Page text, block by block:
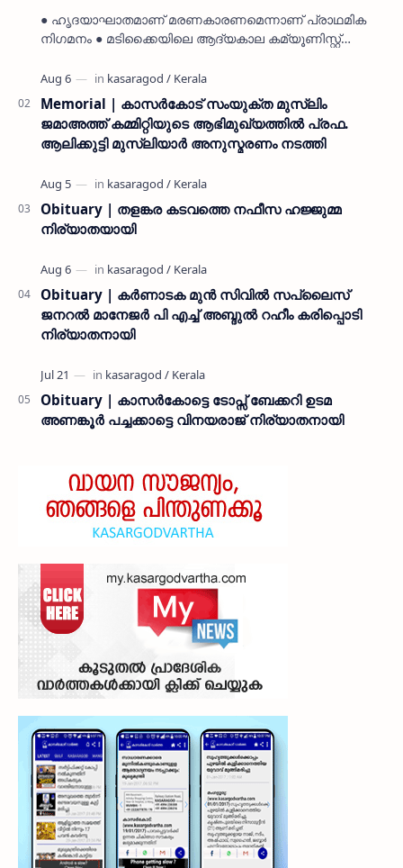
● ഹൃദയാഘാതമാണ് മരണകാരണമെന്നാണ് പ്രാഥമിക
നിഗമനം ● മടിക്കൈയിലെ ആദ്യകാല കമ്യൂണിസ്റ്റ്
മകളാണ് ● വിവരമറിഞ്ഞ് ജനപ്ര…
Memorial | കാസർകോട് സംയുക്ത മുസ്ലിം
ജമാഅത്ത് കമ്മിറ്റിയുടെ ആഭിമുഖ്യത്തിൽ പ്രഫ.
ആലിക്കുട്ടി മുസ്ലിയാർ അനുസ്മരണം നടത്തി
Obituary | തളങ്കര കടവത്തെ നഫീസ ഹജ്ജുമ്മ
നിര്യാതയായി
Obituary | കർണാടക മുൻ സിവില്‍ സപ്ലൈസ്
ജനറൽ മാനേജർ പി എച്ച് അബ്ദുൽ റഹീം കരിപ്പൊടി
നിര്യാതനായി
Obituary | കാസർകോട്ടെ ടോപ്സ് ബേക്കറി ഉടമ
അണങ്കൂർ പച്ചക്കാട്ടെ വിനയരാജ് നിര്യാതനായി